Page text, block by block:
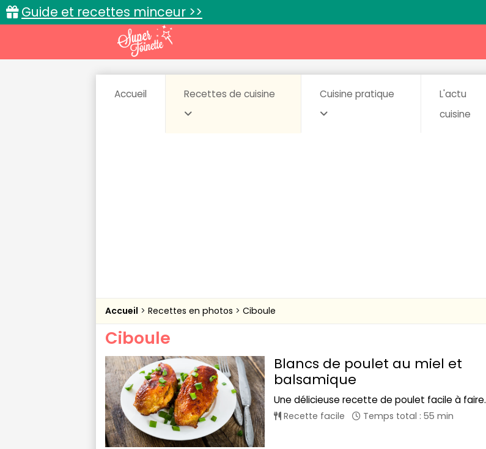
Guide et recettes minceur >>
Accueil Recettes de cuisine Cuisine pratique
L'actu
cuisine
Accueil Recettes en photos Ciboule
Ciboule
Blancs de poulet au miel et
balsamique
Une délicieuse recette de poulet facile à faire.
Recette facile Temps total : 55 min